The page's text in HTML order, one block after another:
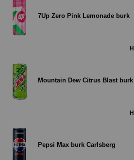
7Up Zero Pink Lemonade burk
Mountain Dew Citrus Blast burk
Pepsi Max burk Carlsberg